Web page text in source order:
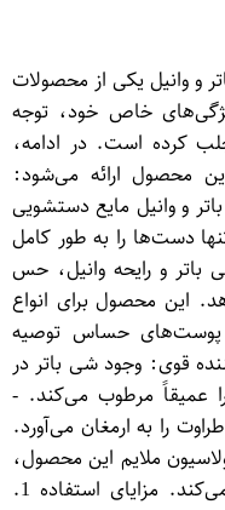
و وانیل یکی از محصولات
خاص خود، توجه
کرده است. در ادامه،
محصول ارائه می‌شود:
و وانیل مایع دستشویی
دست‌ها را به طور کامل
باتر و رایحه وانیل، حس
این محصول برای انواع
پوست‌های حساس توصیه
قوی: وجود شی باتر در
عمیقاً مرطوب می‌کند. -
را به ارمغان می‌آورد.
ملایم این محصول،
از خشکی و تحریک پوست جلوگیری می‌کند. مزایای استفاده 1.